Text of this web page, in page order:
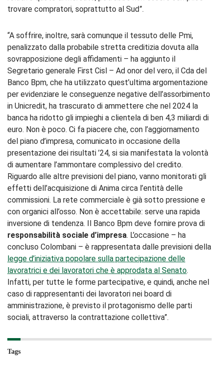
trovare compratori, soprattutto al Sud”.
“A soffrire, inoltre, sarà comunque il tessuto delle Pmi,
penalizzato dalla probabile stretta creditizia dovuta alla
sovrapposizione degli affidamenti – ha aggiunto il
Segretario generale First Cisl – Ad onor del vero, il Cda del
Banco Bpm, che ha utilizzato quest’ultima argomentazione
per evidenziare le conseguenze negative dell’assorbimento
in Unicredit, ha trascurato di ammettere che nel 2024 la
banca ha ridotto gli impieghi a clientela di ben 4,3 miliardi di
euro. Non è poco. Ci fa piacere che, con l’aggiornamento
del piano d’impresa, comunicato in occasione della
presentazione dei risultati ’24, si sia manifestata la volontà
di aumentare l’ammontare complessivo del credito.
Riguardo alle altre previsioni del piano, vanno monitorati gli
effetti dell’acquisizione di Anima circa l’entità delle
commissioni. La rete commerciale è già sotto pressione e
con organici all’osso. Non è accettabile: serve una rapida
inversione di tendenza. Il Banco Bpm deve fornire prova di
responsabilità sociale d’impresa. L’occasione – ha
concluso Colombani – è rappresentata dalle previsioni della
legge d’iniziativa popolare sulla partecipazione delle
lavoratrici e dei lavoratori che è approdata al Senato.
Infatti, per tutte le forme partecipative, e quindi, anche nel
caso di rappresentanti dei lavoratori nei board di
amministrazione, è previsto il protagonismo delle parti
sociali, attraverso la contrattazione collettiva”.
Tags